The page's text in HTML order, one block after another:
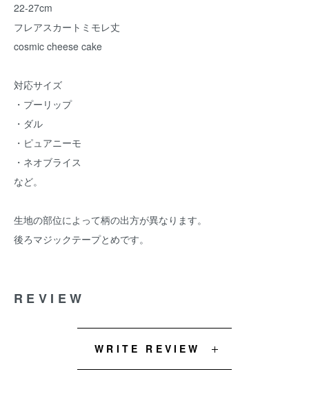
22-27cm
フレアスカートミモレ丈
cosmic cheese cake
対応サイズ
・プーリップ
・ダル
・ピュアニーモ
・ネオブライス
など。
生地の部位によって柄の出方が異なります。
後ろマジックテープとめです。
REVIEW
WRITE REVIEW